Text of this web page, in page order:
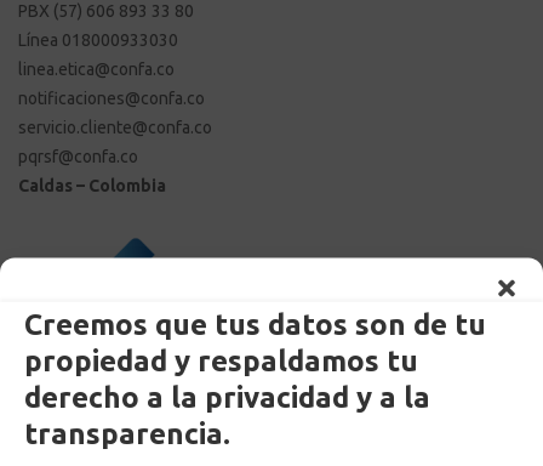
Creemos que tus datos son de tu
propiedad y respaldamos tu
derecho a la privacidad y a la
transparencia.
PBX (57) 606 893 33 80
Línea 018000933030
linea.etica@confa.co
notificaciones@confa.co
servicio.cliente@confa.co
pqrsf@confa.co
Caldas – Colombia
Enlaces Externos Personas